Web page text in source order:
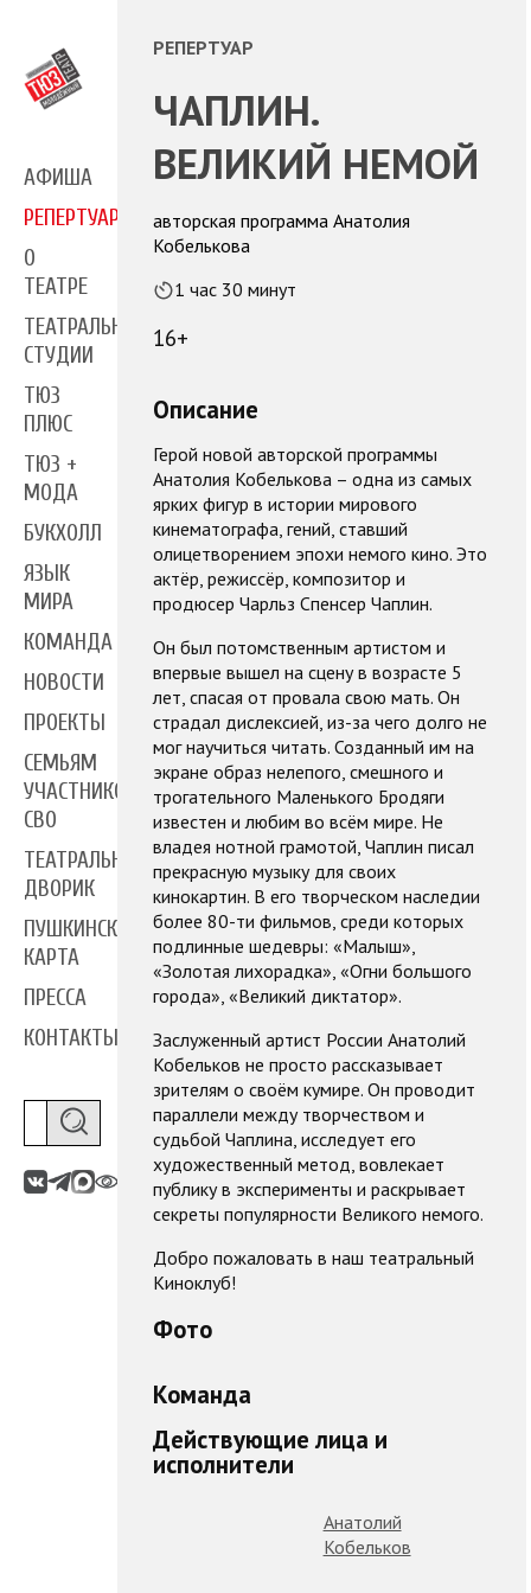
АФИША
РЕПЕРТУАР
О
ТЕАТРЕ
ТЕАТРАЛЬНЫЕ
СТУДИИ
ТЮЗ
ПЛЮС
ТЮЗ +
МОДА
БУКХОЛЛ
ЯЗЫК
МИРА
КОМАНДА
НОВОСТИ
ПРОЕКТЫ
СЕМЬЯМ
УЧАСТНИКОВ
СВО
ТЕАТРАЛЬНЫЙ
ДВОРИК
ПУШКИНСКАЯ
КАРТА
ПРЕССА
КОНТАКТЫ
РЕПЕРТУАР
ЧАПЛИН.
ВЕЛИКИЙ НЕМОЙ
авторская программа Анатолия
Кобелькова
1 час 30 минут
16+
Описание
Герой новой авторской программы
Анатолия Кобелькова – одна из самых
ярких фигур в истории мирового
кинематографа, гений, ставший
олицетворением эпохи немого кино. Это
актёр, режиссёр, композитор и
продюсер Чарльз Спенсер Чаплин.
Он был потомственным артистом и
впервые вышел на сцену в возрасте 5
лет, спасая от провала свою мать. Он
страдал дислексией, из-за чего долго не
мог научиться читать. Созданный им на
экране образ нелепого, смешного и
трогательного Маленького Бродяги
известен и любим во всём мире. Не
владея нотной грамотой, Чаплин писал
прекрасную музыку для своих
кинокартин. В его творческом наследии
более 80-ти фильмов, среди которых
подлинные шедевры: «Малыш»,
«Золотая лихорадка», «Огни большого
города», «Великий диктатор».
Заслуженный артист России Анатолий
Кобельков не просто рассказывает
зрителям о своём кумире. Он проводит
параллели между творчеством и
судьбой Чаплина, исследует его
художественный метод, вовлекает
публику в эксперименты и раскрывает
секреты популярности Великого немого.
Добро пожаловать в наш театральный
Киноклуб!
Фото
Команда
Действующие лица и
исполнители
Анатолий
Кобельков